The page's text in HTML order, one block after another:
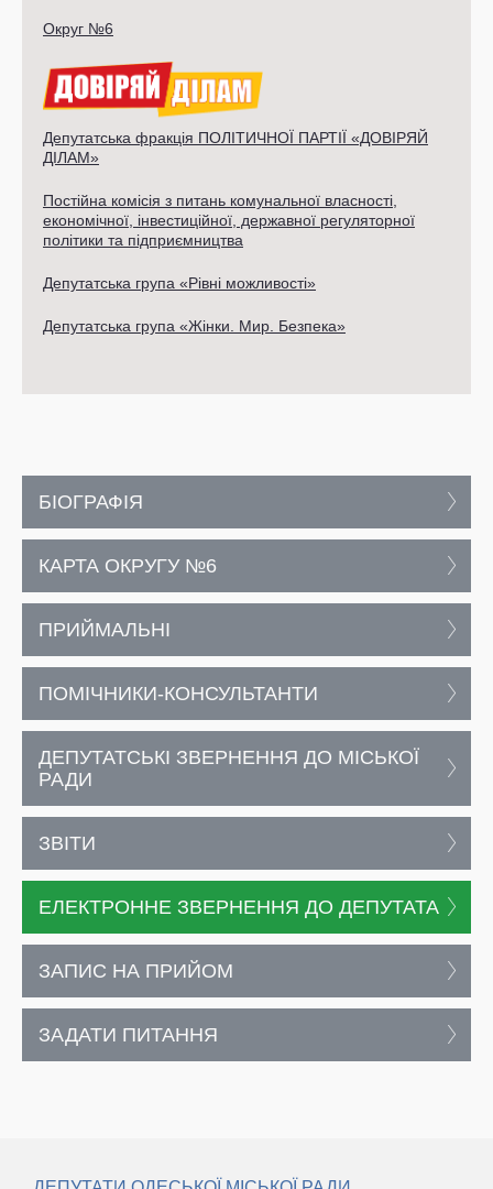
Округ №6
Депутатська фракція ПОЛІТИЧНОЇ ПАРТІЇ «ДОВІРЯЙ
ДІЛАМ»
Постійна комісія з питань комунальної власності,
економічної, інвестиційної, державної регуляторної
політики та підприємництва
Депутатська група «Рівні можливості»
Депутатська група «Жінки. Мир. Безпека»
БІОГРАФІЯ
КАРТА ОКРУГУ №6
ПРИЙМАЛЬНІ
ПОМІЧНИКИ-КОНСУЛЬТАНТИ
ДЕПУТАТСЬКІ ЗВЕРНЕННЯ ДО МІСЬКОЇ
РАДИ
ЗВІТИ
ЕЛЕКТРОННЕ ЗВЕРНЕННЯ ДО ДЕПУТАТА
ЗАПИС НА ПРИЙОМ
ЗАДАТИ ПИТАННЯ